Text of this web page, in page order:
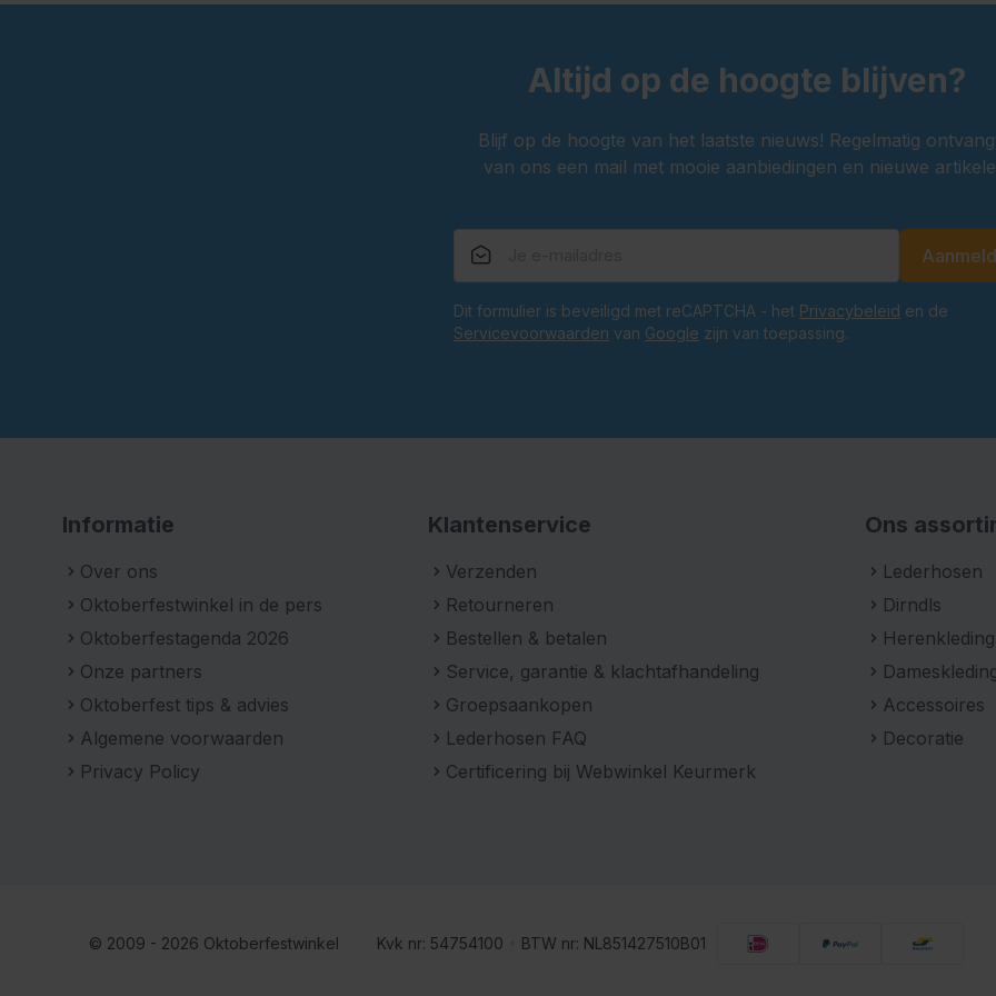
Altijd op de hoogte blijven?
Blijf op de hoogte van het laatste nieuws! Regelmatig
van ons een mail met mooie aanbiedingen en nieuwe
Dit formulier is beveiligd met reCAPTCHA - het Privacybeleid en de
Servicevoorwaarden van Google zijn van toepassing.
Informatie
Over ons
Oktoberfestwinkel in de pers
Oktoberfestagenda 2026
Onze partners
Oktoberfest tips & advies
Algemene voorwaarden
Privacy Policy
Klantenservice
Verzenden
Retourneren
Bestellen & betalen
Service, garantie & klachtafhandeling
Groepsaankopen
Lederhosen FAQ
Certificering bij Webwinkel Keurmerk
Ons
Lederhosen
Dirndls
Herenkleding
Accessoires
Decoratie
© 2009 - 2026 Oktoberfestwinkel Kvk nr: 54754100 BTW nr: NL851427510B01